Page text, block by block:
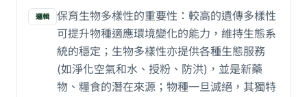
邏輯
保育生物多樣性的重要性：較高的遺傳多樣性
可提升物種適應環境變化的能力，維持生態系
統的穩定；生物多樣性亦提供各種生態服務
(如淨化空氣和水、授粉、防洪)，並是新藥
物、糧食的潛在來源；物種一旦滅絕，其獨特